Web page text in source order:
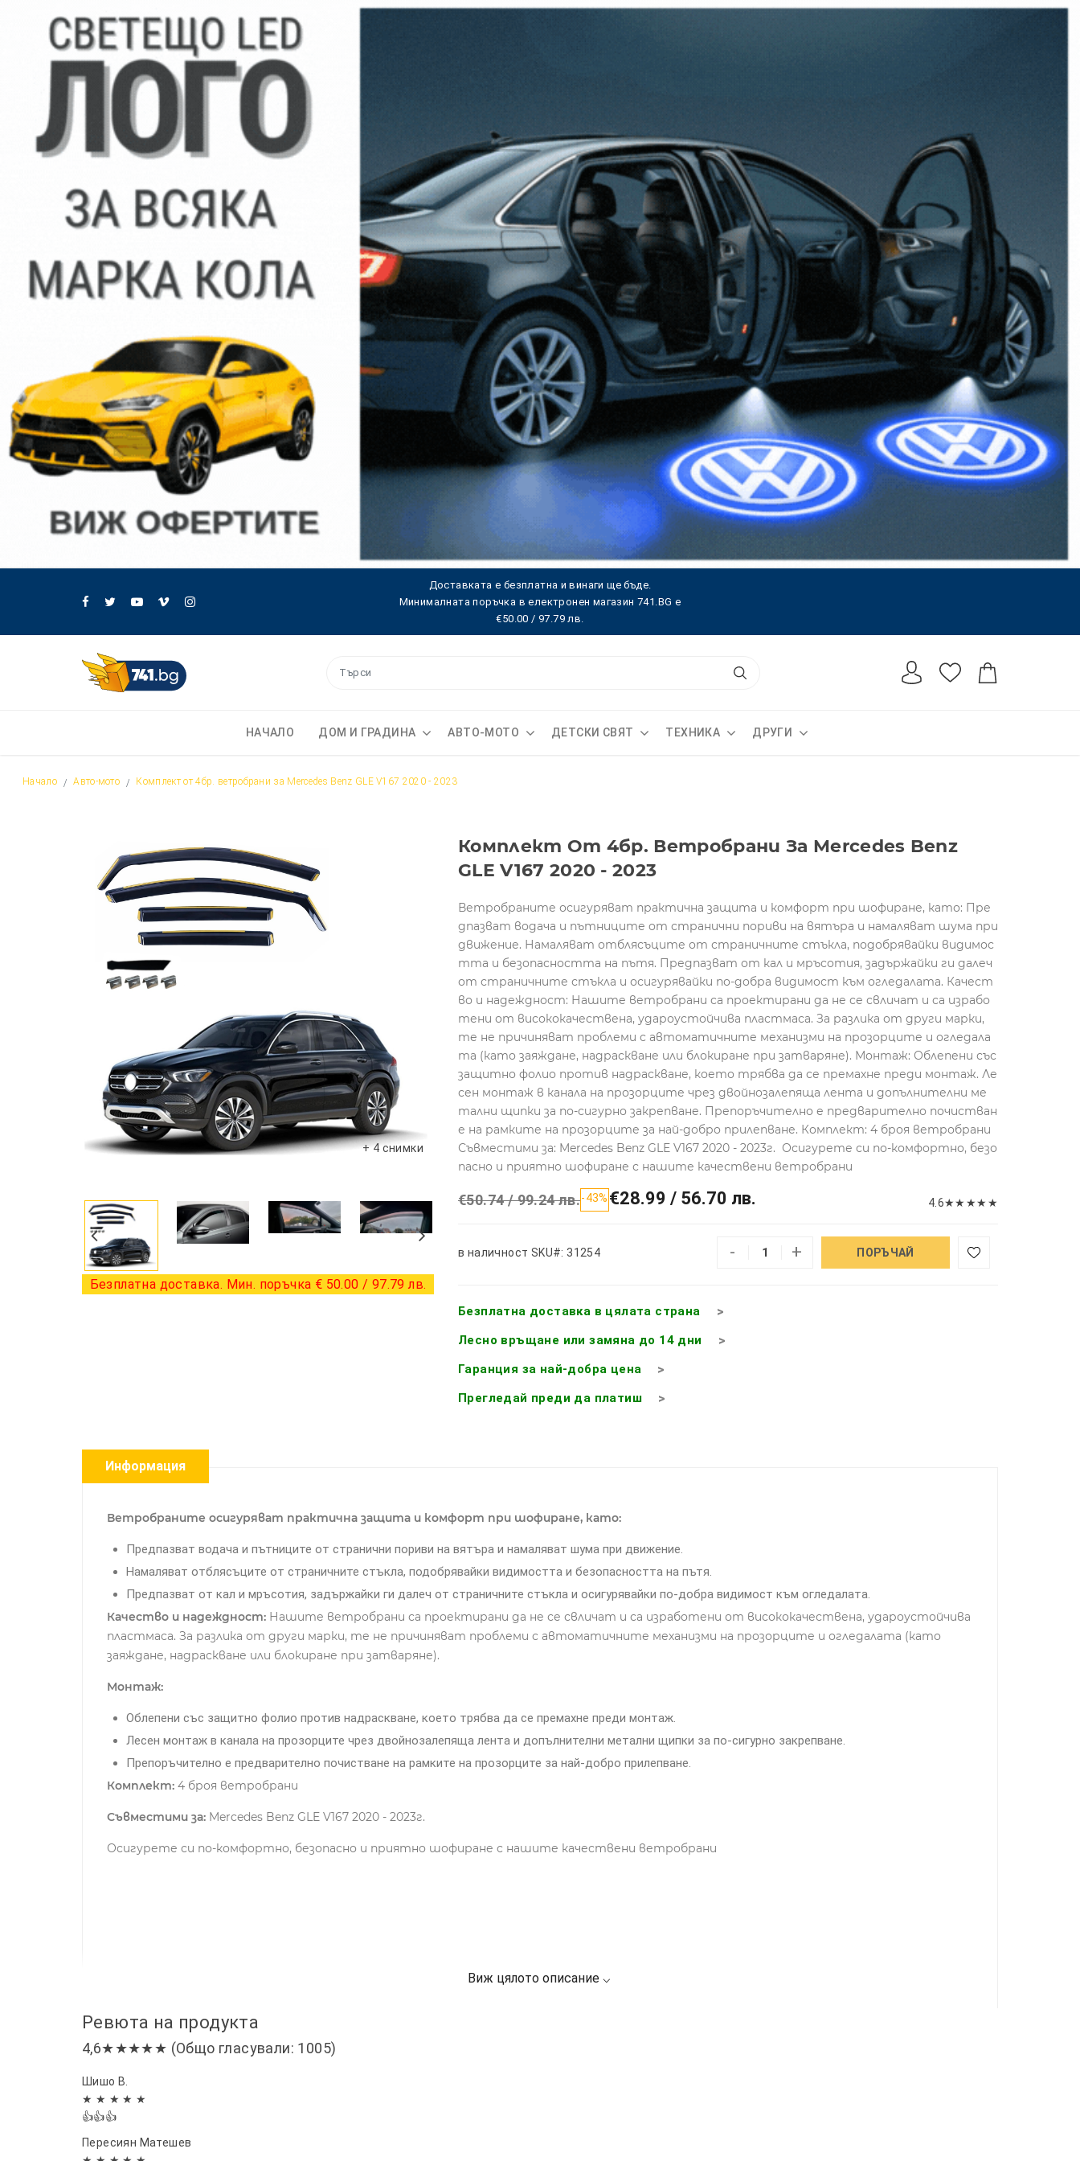
Доставката е безплатна и винаги ще бъде.
Минималната поръчка в електронен магазин 741.BG е
€50.00 / 97.79 лв.
НАЧАЛО ДОМ И ГРАДИНА АВТО-МОТО ДЕТСКИ СВЯТ ТЕХНИКА ДРУГИ
Начало Авто-мото Комплект от 4бр. ветробрани за Mercedes Benz GLE V167 2020 - 2023
+ 4 снимки
Безплатна доставка. Мин. поръчка € 50.00 / 97.79 лв.
Комплект От 4бр. Ветробрани За Mercedes Benz
GLE V167 2020 - 2023
Ветробраните осигуряват практична защита и комфорт при шофиране, като: Пре
дпазват водача и пътниците от странични пориви на вятъра и намаляват шума при
движение. Намаляват отблясъците от страничните стъкла, подобрявайки видимос
тта и безопасността на пътя. Предпазват от кал и мръсотия, задържайки ги далеч
от страничните стъкла и осигурявайки по-добра видимост към огледалата. Качест
во и надеждност: Нашите ветробрани са проектирани да не се свличат и са израбо
тени от висококачествена, удароустойчива пластмаса. За разлика от други марки,
те не причиняват проблеми с автоматичните механизми на прозорците и огледала
та (като заяждане, надраскване или блокиране при затваряне). Монтаж: Облепени със
защитно фолио против надраскване, което трябва да се премахне преди монтаж. Ле
сен монтаж в канала на прозорците чрез двойнозалепяща лента и допълнителни ме
тални щипки за по-сигурно закрепване. Препоръчително е предварително почистван
е на рамките на прозорците за най-добро прилепване. Комплект: 4 броя ветробрани
Съвместими за: Mercedes Benz GLE V167 2020 - 2023г. Осигурете си по-комфортно, безо
пасно и приятно шофиране с нашите качествени ветробрани
€50.74 / 99.24 лв.-43% €28.99 / 56.70 лв. 4.6★★ ★★ ★
в наличност SKU#: 31254 - + ПОРЪЧАЙ
Безплатна доставка в цялата страна
Лесно връщане или замяна до 14 дни
Гаранция за най-добра цена
Прегледай преди да платиш
Информация
Ветробраните осигуряват практична защита и комфорт при шофиране, като:
Предпазват водача и пътниците от странични пориви на вятъра и намаляват шума при движение.
Намаляват отблясъците от страничните стъкла, подобрявайки видимостта и безопасността на пътя.
Предпазват от кал и мръсотия, задържайки ги далеч от страничните стъкла и осигурявайки по-добра видимост към огледалата.
Качество и надеждност: Нашите ветробрани са проектирани да не се свличат и са изработени от висококачествена, удароустойчива
пластмаса. За разлика от други марки, те не причиняват проблеми с автоматичните механизми на прозорците и огледалата (като
заяждане, надраскване или блокиране при затваряне).
Монтаж:
Облепени със защитно фолио против надраскване, което трябва да се премахне преди монтаж.
Лесен монтаж в канала на прозорците чрез двойнозалепяща лента и допълнителни метални щипки за по-сигурно закрепване.
Препоръчително е предварително почистване на рамките на прозорците за най-добро прилепване.
Комплект: 4 броя ветробрани
Съвместими за: Mercedes Benz GLE V167 2020 - 2023г.
Осигурете си по-комфортно, безопасно и приятно шофиране с нашите качествени ветробрани
Ревюта на продукта
4,6★★★★★ (Общо гласували: 1005)
Шишо В.
★ ★ ★ ★ ★
👍👍👍
Пересиян Матешев